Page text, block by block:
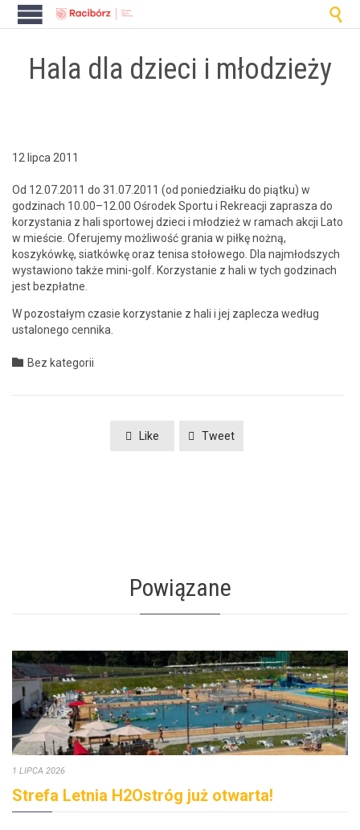

Hala dla dzieci i młodzieży
12 lipca 2011
Od 12.07.2011 do 31.07.2011 (od poniedzi­ałku do piątku) w
godz­i­nach 10.00–12.00 Ośrodek Sportu i Rekreacji zaprasza do
korzys­ta­nia z hali sportowej dzieci i młodzież w ramach akcji Lato
w mieś­cie. Ofer­u­je­my możli­wość gra­nia w piłkę nożną,
koszykówkę, siatkówkę oraz tenisa stołowego. Dla najmłod­szych
wys­taw­iono także mini-golf. Korzys­tanie z hali w tych godz­i­nach
jest bezpłatne.
W pozostałym cza­sie korzys­tanie z hali i jej zaplecza według
ustalonego cennika.
 Category
Bez kategorii
Like Tweet
Powiązane
1 LIPCA 2026
Strefa Letnia H2Ostróg już otwarta!